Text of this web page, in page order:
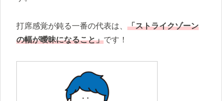
打席感覚が鈍る一番の代表は、 「ストライクゾーン
の幅が曖昧になること」です！